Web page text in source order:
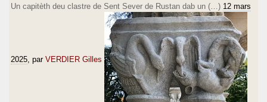
Un capitèth deu clastre de Sent Sever de Rustan dab un (…) 12 mars
2025 , par VERDIER Gilles